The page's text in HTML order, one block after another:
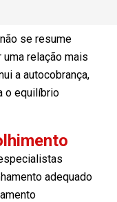
se resume
relação mais
a autocobrança,
o equilíbrio
adequado